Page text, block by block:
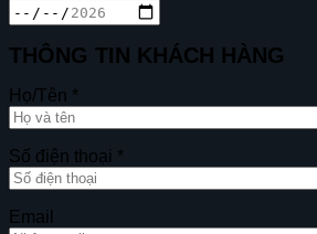
THÔNG TIN KHÁCH HÀNG
Họ/Tên *
Số điện thoại *
Email